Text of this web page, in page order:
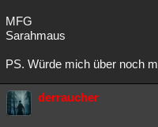
MFG
Sarahmaus
PS. Würde mich über noch
derraucher